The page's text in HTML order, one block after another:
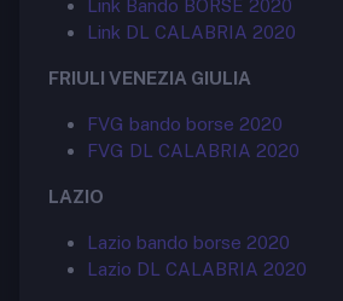
Link Bando BORSE 2020
Link DL CALABRIA 2020
FRIULI VENEZIA GIULIA
FVG bando borse 2020
FVG DL CALABRIA 2020
LAZIO
Lazio bando borse 2020
Lazio DL CALABRIA 2020